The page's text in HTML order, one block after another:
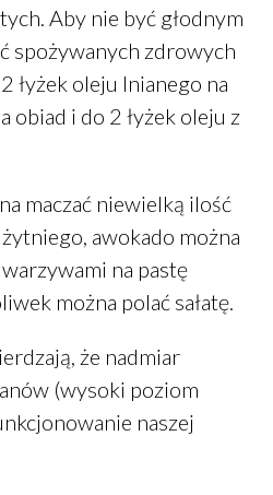
kwiecień 2021
luty 2021
styczeń 2021
grudzień 2020
sierpień 2020
lipiec 2020
maj 2020
marzec 2020
grudzień 2019
październik 2019
wrzesień 2019
Aby nie być głodnym
spożywanych zdrowych
łyżek oleju lnianego na
obiad i do 2 łyżek oleju z
maczać niewielką ilość
awokado można
na pastę
można polać sałatę.
że nadmiar
(wysoki poziom
naszej